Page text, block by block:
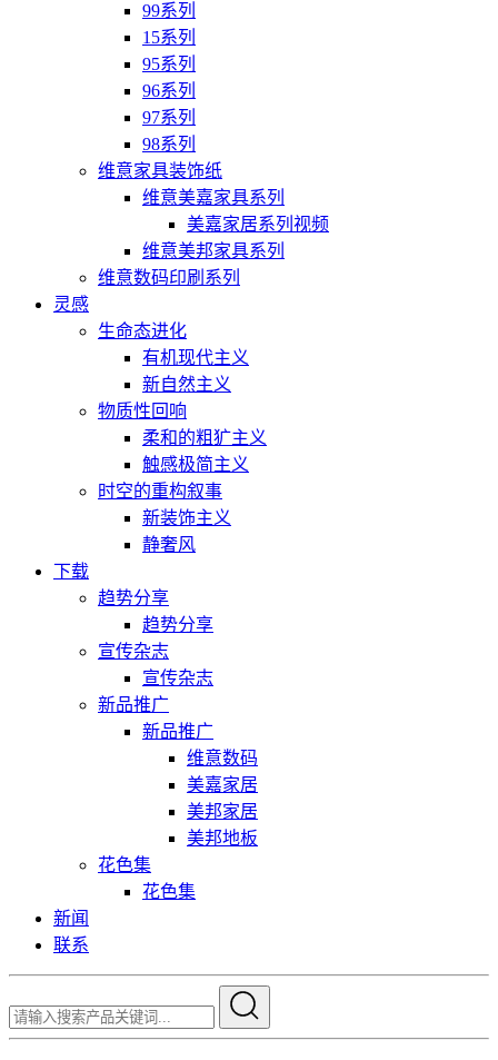
99系列
15系列
95系列
96系列
97系列
98系列
维意家具装饰纸
维意美嘉家具系列
美嘉家居系列视频
维意美邦家具系列
维意数码印刷系列
灵感
生命态进化
有机现代主义
新自然主义
物质性回响
柔和的粗犷主义
触感极简主义
时空的重构叙事
新装饰主义
静奢风
下载
趋势分享
趋势分享
宣传杂志
宣传杂志
新品推广
新品推广
维意数码
美嘉家居
美邦家居
美邦地板
花色集
花色集
新闻
联系